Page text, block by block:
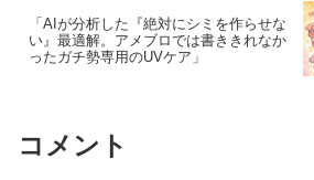
​「AIが分析した『絶対にシミを作らせな
い』最適解。アメブロでは書ききれなか
ったガチ勢専用のUVケア」
コメント